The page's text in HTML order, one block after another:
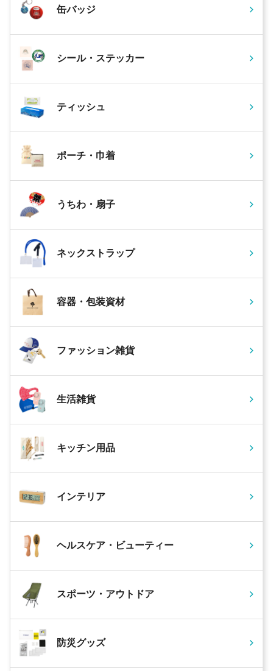
缶バッジ
シール・ステッカー
ティッシュ
ポーチ・巾着
うちわ・扇子
ネックストラップ
容器・包装資材
ファッション雑貨
生活雑貨
キッチン用品
インテリア
ヘルスケア・ビューティー
スポーツ・アウトドア
防災グッズ